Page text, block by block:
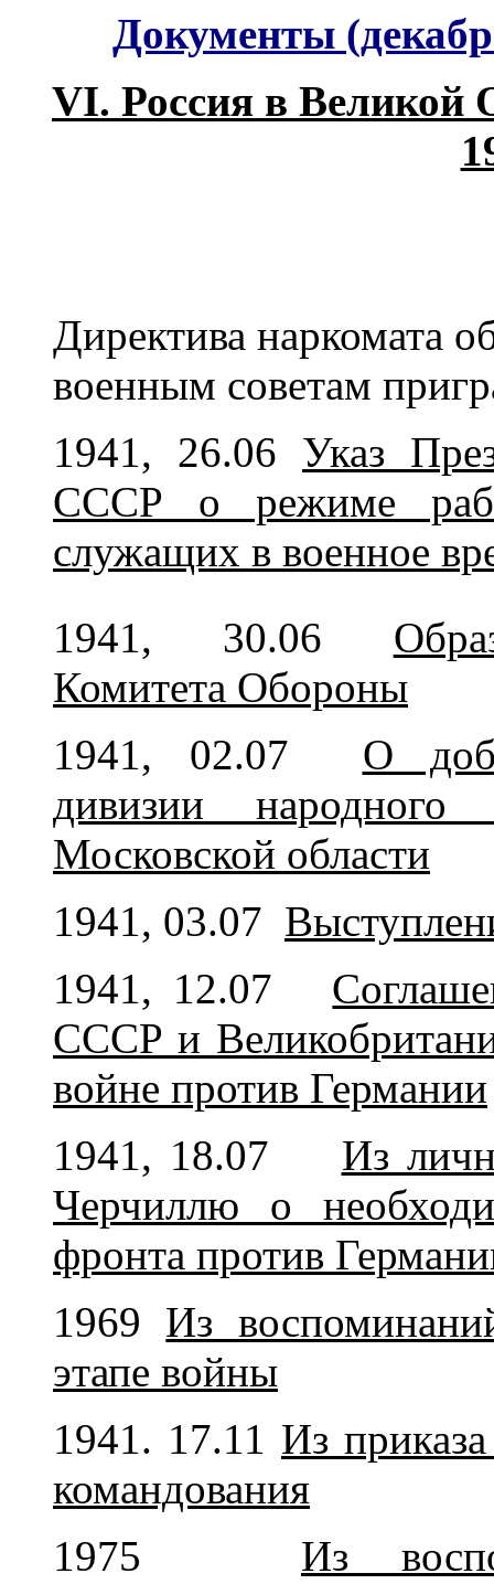
Документы
VI. Россия в Великой
Директива наркомата
военным советам
1941, 26.06 Указ
СССР о режиме
служащих в военное
1941, 30.06
Комитета Обороны
1941, 02.07 О
дивизии
Московской области
1941, 03.07
1941, 12.07
СССР и
войне против Германии
1941, 18.07
Из
Черчиллю о
фронта против
1969 Из
этапе войны
1941. 17.11 Из
командования
1975 Из